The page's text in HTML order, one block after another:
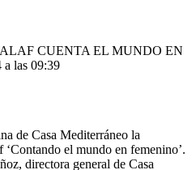
CUENTA EL MUNDO EN
a las 09:39
de Casa Mediterráneo la
el mundo en femenino’.
directora general de Casa